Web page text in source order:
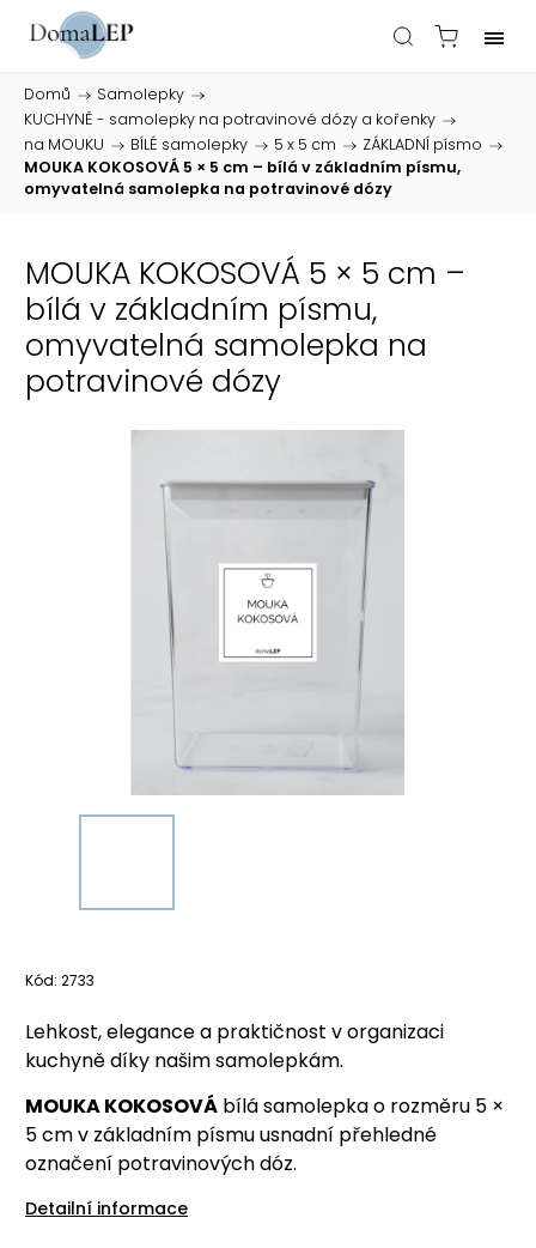
Domů / Samolepky /
KUCHYNĚ - samolepky na potravinové dózy a kořenky /
na MOUKU / BÍLÉ samolepky / 5 x 5 cm / ZÁKLADNÍ písmo /
MOUKA KOKOSOVÁ 5 × 5 cm – bílá v základním písmu,
omyvatelná samolepka na potravinové dózy
MOUKA KOKOSOVÁ 5 × 5 cm –
bílá v základním písmu,
omyvatelná samolepka na
potravinové dózy
Kód: 2733
Lehkost, elegance a praktičnost v organizaci
kuchyně díky našim samolepkám.
MOUKA KOKOSOVÁ bílá samolepka o rozměru 5 ×
5 cm v základním písmu usnadní přehledné
označení potravinových dóz.
Detailní informace